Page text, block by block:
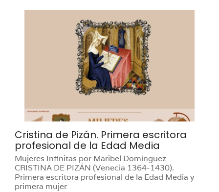
Cristina de Pizán. Primera escritora
profesional de la Edad Media
Mujeres Infinitas por Maribel Domínguez
CRISTINA DE PIZÁN (Venecia 1364-1430).
Primera escritora profesional de la Edad Media y
primera mujer